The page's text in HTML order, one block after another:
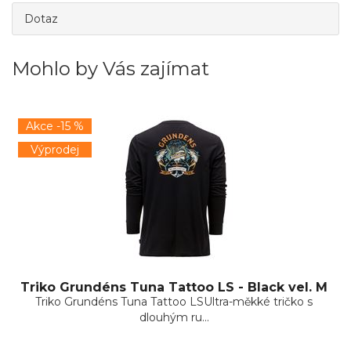
Dotaz
Mohlo by Vás zajímat
Akce -15 %
Výprodej
Triko Grundéns Tuna Tattoo LS - Black vel. M
Triko Grundéns Tuna Tattoo LSUltra-měkké tričko s
dlouhým ru...